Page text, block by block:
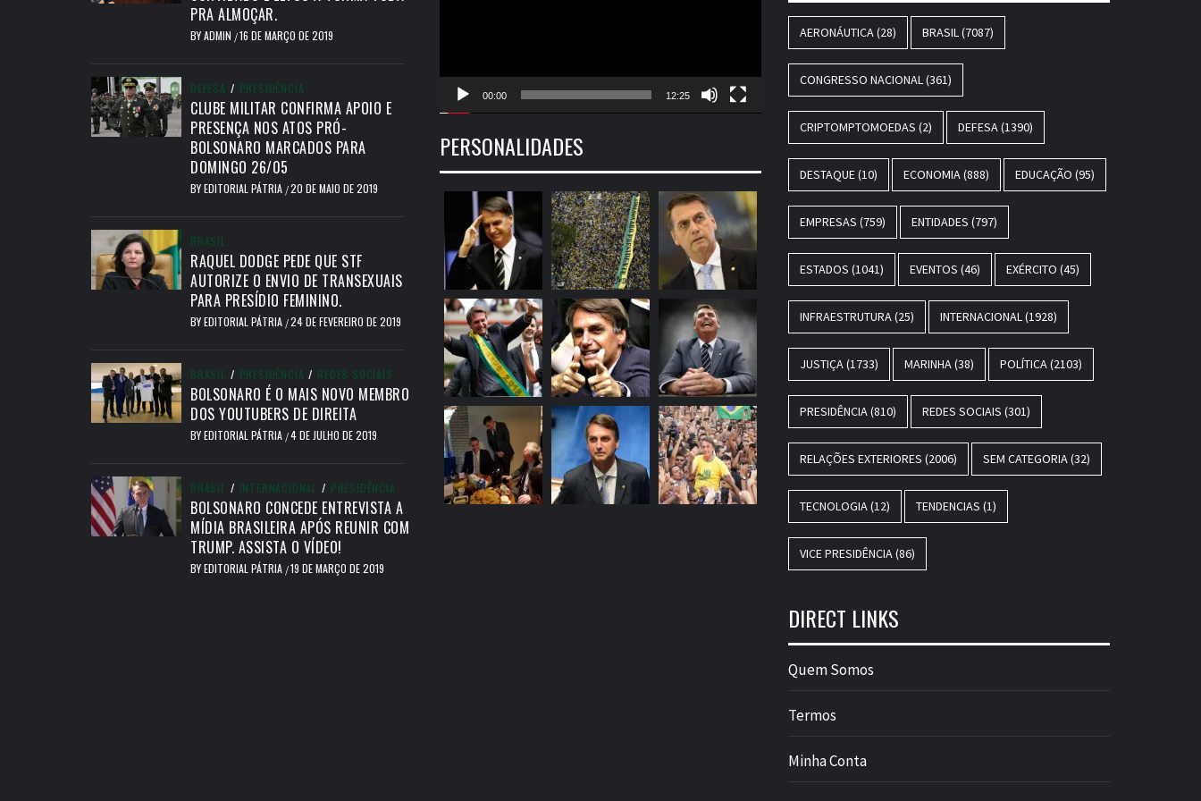
PRA ALMOÇAR.
BYADMIN /16 DE MARÇO DE 2019
DEFESA / PRESIDÊNCIA
CLUBE MILITAR CONFIRMA APOIO E
PRESENÇA NOS ATOS PRÓ-
BOLSONARO MARCADOS PARA
DOMINGO 26/05
BYEDITORIAL PÁTRIA /20 DE MAIO DE 2019
BRASIL
RAQUEL DODGE PEDE QUE STF
AUTORIZE O ENVIO DE TRANSEXUAIS
PARA PRESÍDIO FEMININO.
BYEDITORIAL PÁTRIA /24 DE FEVEREIRO DE 2019
BRASIL / PRESIDÊNCIA / REDES SOCIAIS
BOLSONARO É O MAIS NOVO MEMBRO
DOS YOUTUBERS DE DIREITA
BYEDITORIAL PÁTRIA /4 DE JULHO DE 2019
BRASIL / INTERNACIONAL / PRESIDÊNCIA
BOLSONARO CONCEDE ENTREVISTA A
MÍDIA BRASILEIRA APÓS REUNIR COM
TRUMP. ASSISTA O VÍDEO!
BYEDITORIAL PÁTRIA /19 DE MARÇO DE 2019
00:00 12:25
PERSONALIDADES
AERONÁUTICA (28) BRASIL (7087)
CONGRESSO NACIONAL (361)
CRIPTOMPTOMOEDAS (2) DEFESA (1390)
DESTAQUE(10) ECONOMIA (888) EDUCAÇÃO (95)
EMPRESAS (759) ENTIDADES (797)
ESTADOS (1041) EVENTOS (46) EXÉRCITO (45)
INFRAESTRUTURA (25) INTERNACIONAL (1928)
JUSTIÇA (1733) MARINHA (38) POLÍTICA (2103)
PRESIDÊNCIA (810) REDES SOCIAIS (301)
RELAÇÕES EXTERIORES (2006) SEM CATEGORIA (32)
TECNOLOGIA (12) TENDENCIAS (1)
VICE PRESIDÊNCIA (86)
DIRECT LINKS
Quem Somos
Termos
Minha Conta